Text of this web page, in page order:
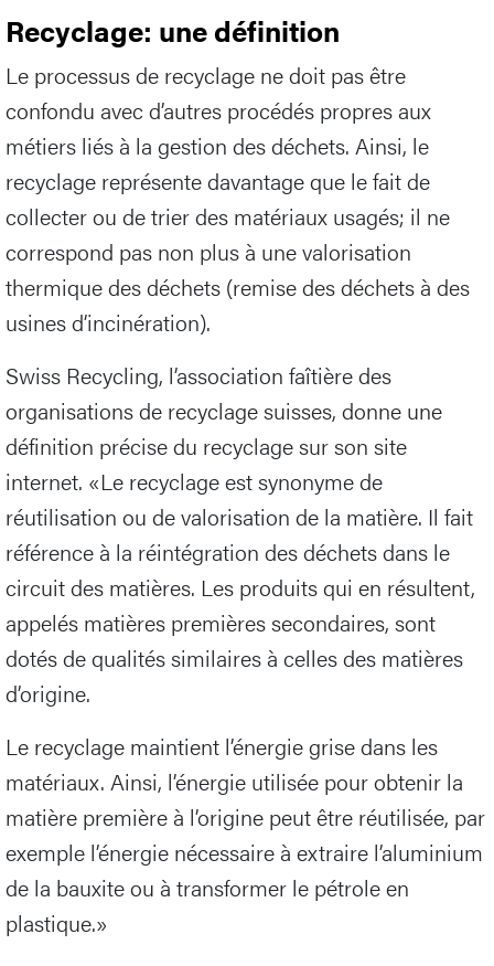
Recyclage: une définition
Le processus de recyclage ne doit pas être
confondu avec d’autres procédés propres aux
métiers liés à la gestion des déchets. Ainsi, le
recyclage représente davantage que le fait de
collecter ou de trier des matériaux usagés; il ne
correspond pas non plus à une valorisation
thermique des déchets (remise des déchets à des
usines d’incinération).
Swiss Recycling, l’association faîtière des
organisations de recyclage suisses, donne une
définition précise du recyclage sur son site
internet. «Le recyclage est synonyme de
réutilisation ou de valorisation de la matière. Il fait
référence à la réintégration des déchets dans le
circuit des matières. Les produits qui en résultent,
appelés matières premières secondaires, sont
dotés de qualités similaires à celles des matières
d’origine.
Le recyclage maintient l’énergie grise dans les
matériaux. Ainsi, l’énergie utilisée pour obtenir la
matière première à l’origine peut être réutilisée, par
exemple l’énergie nécessaire à extraire l’aluminium
de la bauxite ou à transformer le pétrole en
plastique.»